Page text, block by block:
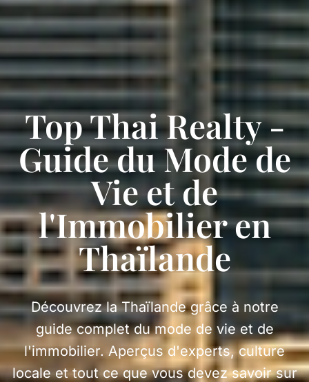
Top Thai Realty -
Guide du Mode de
Vie et de
l'Immobilier en
Thaïlande
Découvrez la Thaïlande grâce à notre
guide complet du mode de vie et de
l'immobilier. Aperçus d'experts, culture
locale et tout ce que vous devez savoir sur